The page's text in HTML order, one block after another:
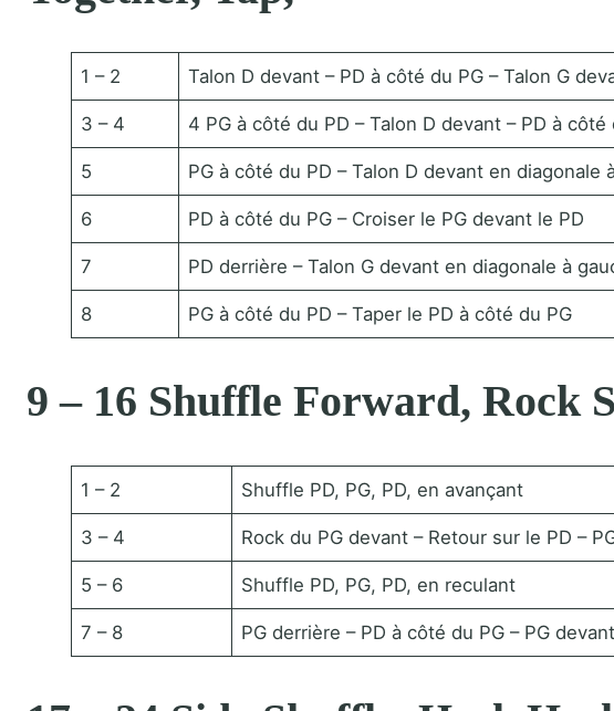
1 – 2 Talon D devant – PD à côté du PG – Talon G
3 – 4 4 PG à côté du PD – Talon D devant – PD à
5 PG à côté du PD – Talon D devant en diagonale
6 PD à côté du PG – Croiser le PG devant le PD
7 PD derrière – Talon G devant en diagonale à
8 PG à côté du PD – Taper le PD à côté du PG
9 – 16 Shuffle Forward, Rock
1 – 2 Shuffle PD, PG, PD, en avançant
3 – 4 Rock du PG devant – Retour sur le PD –
5 – 6 Shuffle PD, PG, PD, en reculant
7 – 8 PG derrière – PD à côté du PG – PG devant